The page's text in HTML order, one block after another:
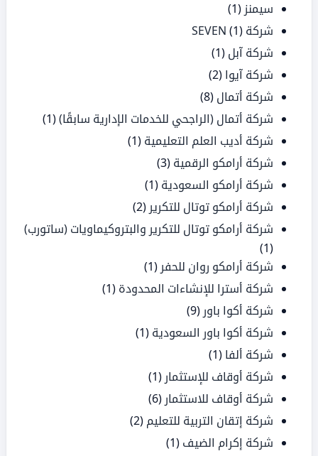
سيمنز (1)
شركة SEVEN (1)
شركة آبل (1)
شركة آيوا (2)
شركة أتمال (8)
شركة أتمال (الراجحي للخدمات الإدارية سابقًا)(1)
شركة أديب العلم التعليمية (1)
شركة أرامكو الرقمية (3)
شركة أرامكو السعودية (1)
شركة أرامكو توتال للتكرير (2)
شركة أرامكو توتال للتكرير والبتروكيماويات (ساتورب)
(1)
شركة أرامكو روان للحفر (1)
شركة أسترا للإنشاءات المحدودة (1)
شركة أكوا باور (9)
شركة أكوا باور السعودية (1)
شركة ألفا (1)
شركة أوقاف للإستثمار (1)
شركة أوقاف للاستثمار (6)
شركة إتقان التربية للتعليم (2)
شركة إكرام الضيف (1)